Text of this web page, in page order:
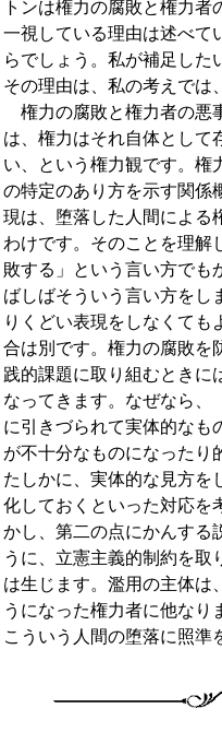
トンは権力の腐敗と権力
一視している理由は述べて
らでしょう。私が補足した
その理由は、私の考えでは
権力の腐敗と権力者の悪
は、権力はそれ自体として
い、という権力観です。権
の特定のあり方を示す関係
現は、堕落した人間による
わけです。そのことを理解
敗する」という言い方でも
ばしばそういう言い方をし
りくどい表現をしなくても
合は別です。権力の腐敗を
践的課題に取り組むときに
なってきます。なぜなら、
に引きづられて実体的なも
が不十分なものになったり
たしかに、実体的な見方を
化しておくといった対応を
かし、第二の点にかんする
うに、立憲主義的制約を取
は生じます。濫用の主体は
うになった権力者に他なり
こういう人間の堕落に照準